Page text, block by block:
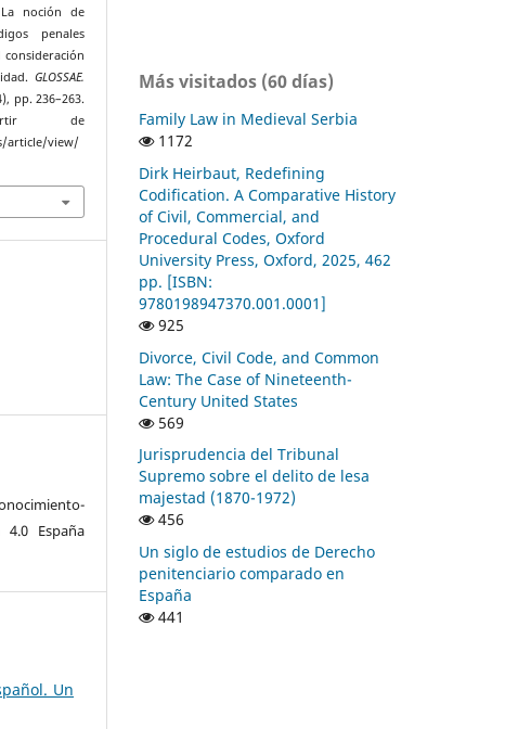
La noción de
penales
consideración
GLOSSAE.
pp. 236–263.
de
article/view/
4.0 España
Un
Más visitados (60 días)
Family Law in Medieval Serbia
1172
Dirk Heirbaut, Redefining
Codification. A Comparative History
of Civil, Commercial, and
Procedural Codes, Oxford
University Press, Oxford, 2025, 462
pp. [ISBN:
9780198947370.001.0001]
925
Divorce, Civil Code, and Common
Law: The Case of Nineteenth-
Century United States
569
Jurisprudencia del Tribunal
Supremo sobre el delito de lesa
majestad (1870-1972)
456
Un siglo de estudios de Derecho
penitenciario comparado en
España
441